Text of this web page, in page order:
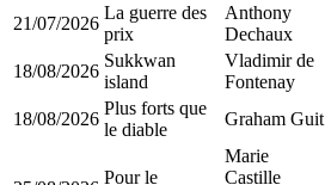
21/07/2026
La guerre des
prix
Anthony
Dechaux
18/08/2026
Sukkwan
island
Vladimir de
Fontenay
18/08/2026
Plus forts que
le diable
Graham Guit
Pour le
Marie
Castille